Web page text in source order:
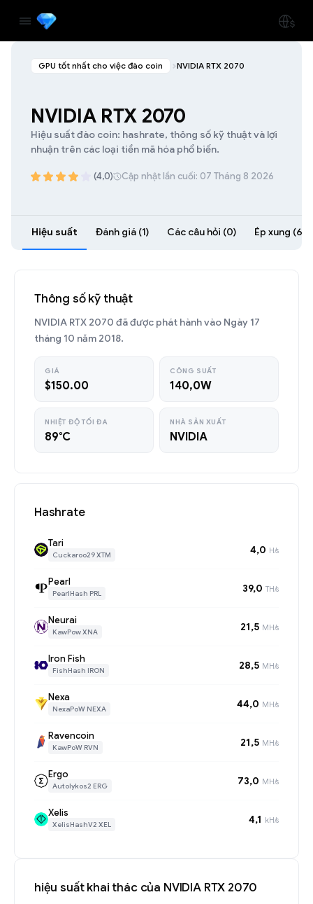
GPU tốt nhất cho việc đào coin NVIDIA RTX 2070
NVIDIA RTX 2070
Hiệu suất đào coin: hashrate, thông số kỹ thuật và lợi
nhuận trên các loại tiền mã hóa phổ biến.
(4,0) Cập nhật lần cuối: 07 Tháng 8 2026
Hiệu suất Đánh giá (1) Các câu hỏi (0) Ép xung (60)
Thông số kỹ thuật
NVIDIA RTX 2070 đã được phát hành vào Ngày 17
tháng 10 năm 2018.
GIÁ
$150.00
CÔNG SUẤT
140,0W
NHIỆT ĐỘ TỐI ĐA
89°C
NHÀ SẢN XUẤT
NVIDIA
Hashrate
Tari
Cuckaroo29 XTM 4,0 H/s
Pearl
PearlHash PRL 39,0 TH/s
Neurai
KawPow XNA 21,5 MH/s
Iron Fish
FishHash IRON 28,5 MH/s
Nexa
NexaPoW NEXA 44,0 MH/s
Ravencoin
KawPoW RVN 21,5 MH/s
Ergo
Autolykos2 ERG 73,0 MH/s
Xelis
XelisHashV2 XEL 4,1 kH/s
hiệu suất khai thác của NVIDIA RTX 2070